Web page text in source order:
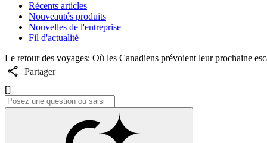
Récents articles
Nouveautés produits
Nouvelles de l'entreprise
Fil d'actualité
Le retour des voyages: Où les Canadiens prévoient leur prochaine
Partager
[]